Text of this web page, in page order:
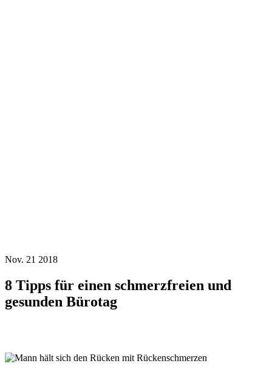
Nov. 21 2018
8 Tipps für einen schmerzfreien und
gesunden Bürotag